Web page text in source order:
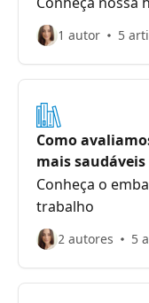
1 autor 5
Como
mais saudáveis
Conheça o
trabalho
2 autores 5